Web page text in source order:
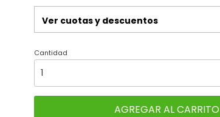
Ver cuotas y descuentos
Cantidad
AGREGAR AL CARRITO